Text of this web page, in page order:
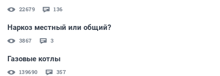
22679 136
Наркоз местный или общий?
3867 3
Газовые котлы
139690 357